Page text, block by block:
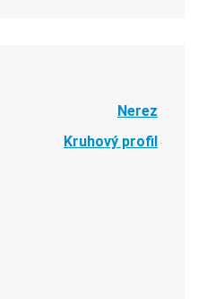
Nerez
Kruhový profil